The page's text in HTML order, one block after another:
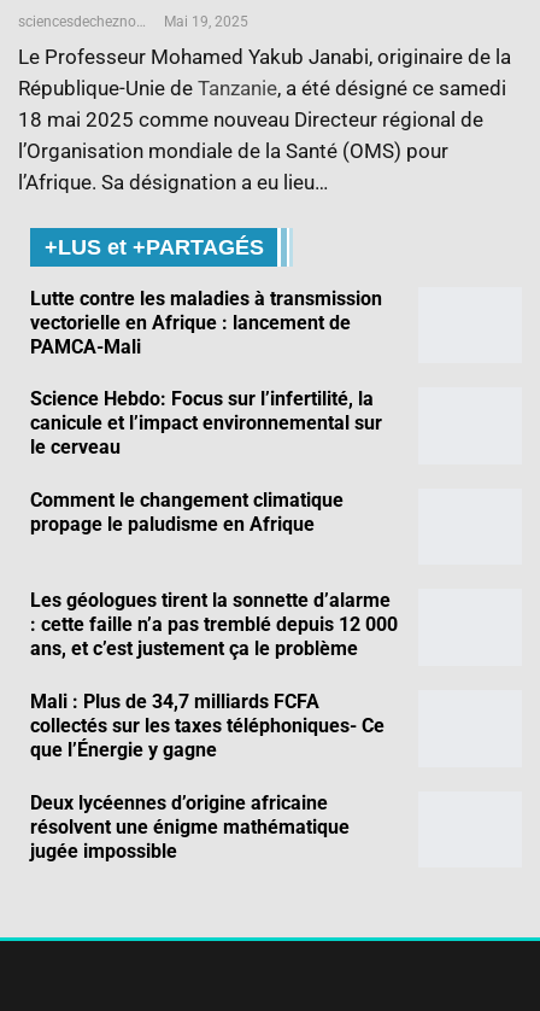
sciencesdecheznous@gmail.com Mai 19, 2025
Le Professeur Mohamed Yakub Janabi, originaire de la
République-Unie de Tanzanie, a été désigné ce samedi
18 mai 2025 comme nouveau Directeur régional de
l’Organisation mondiale de la Santé (OMS) pour
l’Afrique. Sa désignation a eu lieu…
+LUS et +PARTAGÉS
Lutte contre les maladies à transmission
vectorielle en Afrique : lancement de
PAMCA-Mali
Science Hebdo: Focus sur l’infertilité, la
canicule et l’impact environnemental sur
le cerveau
Comment le changement climatique
propage le paludisme en Afrique
Les géologues tirent la sonnette d’alarme
: cette faille n’a pas tremblé depuis 12 000
ans, et c’est justement ça le problème
Mali : Plus de 34,7 milliards FCFA
collectés sur les taxes téléphoniques- Ce
que l’Énergie y gagne
Deux lycéennes d’origine africaine
résolvent une énigme mathématique
jugée impossible